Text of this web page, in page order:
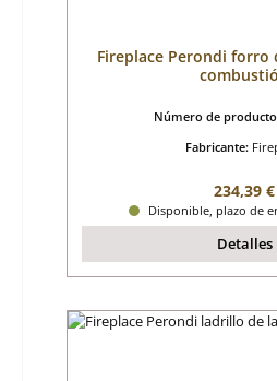
Fireplace Perondi forro
Número de
Fabricante:
Precio
234,39 €
Disponible, plazo de
Detalles